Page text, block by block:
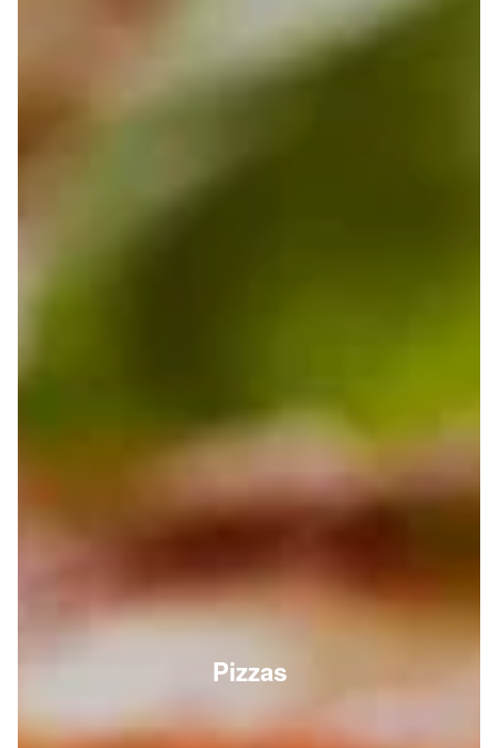
Pizzas